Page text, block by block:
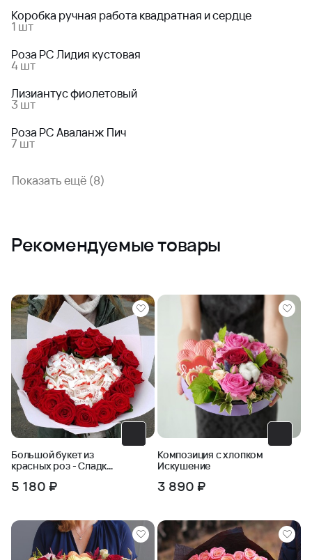
Коробка ручная работа квадратная и сердце
1 шт
Роза РС Лидия кустовая
4 шт
Лизиантус фиолетовый
3 шт
Роза РС Аваланж Пич
7 шт
Показать ещё (8)
Рекомендуемые товары
Большой букет из
красных роз - Сладкое
5 180 ₽
Композиция с хлопком
Искушение
3 890 ₽